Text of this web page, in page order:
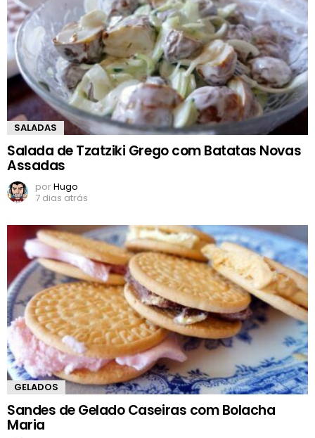
SALADAS
Salada de Tzatziki Grego com Batatas Novas
Assadas
porHugo
7 dias atrás
GELADOS
Sandes de Gelado Caseiras com Bolacha
Maria